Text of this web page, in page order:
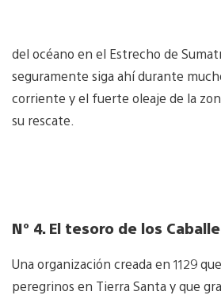
del océano en el Estrecho de
seguramente siga ahí durante
corriente y el fuerte oleaje de la
su rescate.
Nº 4. El tesoro de los
Una organización creada en 1129
peregrinos en Tierra Santa y que